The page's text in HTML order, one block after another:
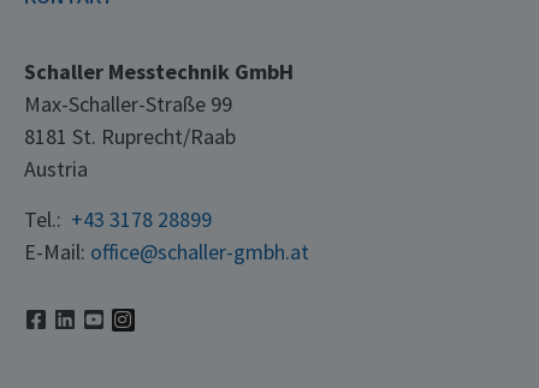
Schaller Messtechnik GmbH
Max-Schaller-Straße 99
8181 St. Ruprecht/Raab
Austria
Tel.: +43 3178 28899
E-Mail: office@schaller-gmbh.at